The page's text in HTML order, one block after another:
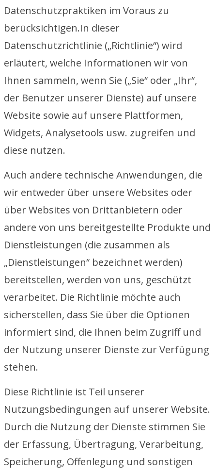
Datenschutzpraktiken im Voraus zu
berücksichtigen.In dieser
Datenschutzrichtlinie („Richtlinie“) wird
erläutert, welche Informationen wir von
Ihnen sammeln, wenn Sie („Sie“ oder „Ihr“,
der Benutzer unserer Dienste) auf unsere
Website sowie auf unsere Plattformen,
Widgets, Analysetools usw. zugreifen und
diese nutzen.
Auch andere technische Anwendungen, die
wir entweder über unsere Websites oder
über Websites von Drittanbietern oder
andere von uns bereitgestellte Produkte und
Dienstleistungen (die zusammen als
„Dienstleistungen“ bezeichnet werden)
bereitstellen, werden von uns, geschützt
verarbeitet. Die Richtlinie möchte auch
sicherstellen, dass Sie über die Optionen
informiert sind, die Ihnen beim Zugriff und
der Nutzung unserer Dienste zur Verfügung
stehen.
Diese Richtlinie ist Teil unserer
Nutzungsbedingungen auf unserer Website.
Durch die Nutzung der Dienste stimmen Sie
der Erfassung, Übertragung, Verarbeitung,
Speicherung, Offenlegung und sonstigen